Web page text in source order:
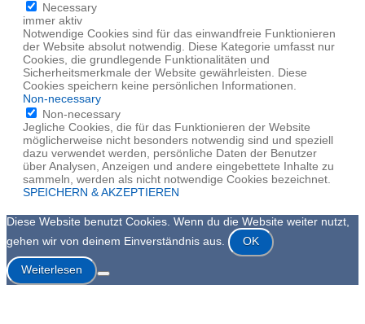
Necessary
immer aktiv
Notwendige Cookies sind für das einwandfreie Funktionieren
der Website absolut notwendig. Diese Kategorie umfasst nur
Cookies, die grundlegende Funktionalitäten und
Sicherheitsmerkmale der Website gewährleisten. Diese
Cookies speichern keine persönlichen Informationen.
Non-necessary
Non-necessary
Jegliche Cookies, die für das Funktionieren der Website
möglicherweise nicht besonders notwendig sind und speziell
dazu verwendet werden, persönliche Daten der Benutzer
über Analysen, Anzeigen und andere eingebettete Inhalte zu
sammeln, werden als nicht notwendige Cookies bezeichnet.
SPEICHERN & AKZEPTIEREN
Diese Website benutzt Cookies. Wenn du die Website weiter nutzt,
gehen wir von deinem Einverständnis aus.
OK
Weiterlesen